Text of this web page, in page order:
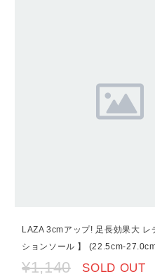
LAZA 3cmアップ! 足長効果大
ションソール 】 (22.5cm-
¥1,140 SOLD OUT